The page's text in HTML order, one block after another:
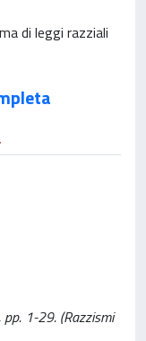
di leggi razziali
1-29. (Razzismi